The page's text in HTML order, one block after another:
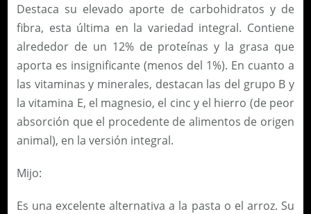
Destaca su elevado aporte de carbohidratos y de
fibra, esta última en la variedad integral. Contiene
alrededor de un 12% de proteínas y la grasa que
aporta es insignificante (menos del 1%). En cuanto a
las vitaminas y minerales, destacan las del grupo B y
la vitamina E, el magnesio, el cinc y el hierro (de peor
absorción que el procedente de alimentos de origen
animal), en la versión integral.
Mijo:
Es una excelente alternativa a la pasta o el arroz. Su